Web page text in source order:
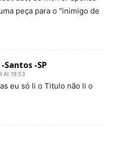
peça para o "inimigo de
-SP
At 19:53
eu só li o Titulo não li o